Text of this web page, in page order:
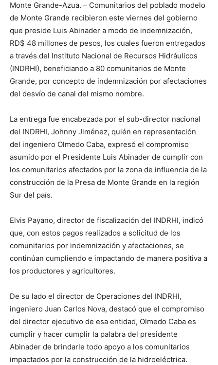
Monte Grande-Azua. – Comunitarios del poblado modelo
de Monte Grande recibieron este viernes del gobierno
que preside Luis Abinader a modo de indemnización,
RD$ 48 millones de pesos, los cuales fueron entregados
a través del Instituto Nacional de Recursos Hidráulicos
(INDRHI), beneficiando a 80 comunitarios de Monte
Grande, por concepto de indemnización por afectaciones
del desvío de canal del mismo nombre.
La entrega fue encabezada por el sub-director nacional
del INDRHI, Johnny Jiménez, quién en representación
del ingeniero Olmedo Caba, expresó el compromiso
asumido por el Presidente Luis Abinader de cumplir con
los comunitarios afectados por la zona de influencia de la
construcción de la Presa de Monte Grande en la región
Sur del país.
Elvis Payano, director de fiscalización del INDRHI, indicó
que, con estos pagos realizados a solicitud de los
comunitarios por indemnización y afectaciones, se
continúan cumpliendo e impactando de manera positiva a
los productores y agricultores.
De su lado el director de Operaciones del INDRHI,
ingeniero Juan Carlos Nova, destacó que el compromiso
del director ejecutivo de esa entidad, Olmedo Caba es
cumplir y hacer cumplir la palabra del presidente
Abinader de brindarle todo apoyo a los comunitarios
impactados por la construcción de la hidroeléctrica.